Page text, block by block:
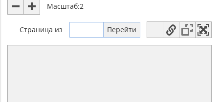
Масштаб:2
Страница из